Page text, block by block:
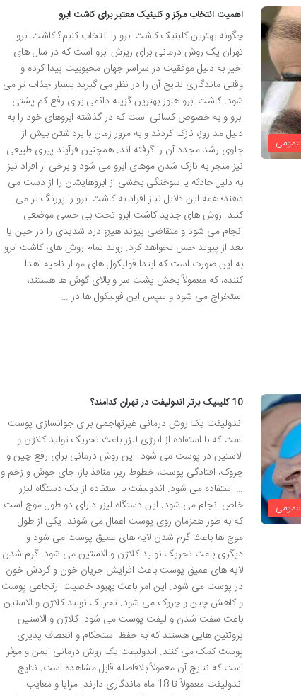
عمومی
اهمیت انتخاب مرکز و کلینیک معتبر برای کاشت ابرو
چگونه بهترین کلینیک کاشت ابرو را انتخاب کنیم؟ کاشت ابرو
تهران یک روش درمانی برای ریزش ابرو است که در سال های
اخیر به دلیل موفقیت در سراسر جهان محبوبیت پیدا کرده و
وقتی ماندگاری نتایج آن را در نظر می گیرید بسیار جذاب تر می
شود. کاشت ابرو هنوز بهترین گزینه دائمی برای رفع کم پشتی
ابرو و به خصوص کسانی است که در گذشته ابروهای خود را به
دلیل مد روز، نازک کردند و به مرور زمان با برداشتن بیش از
جلوی رشد مجدد آن را گرفته اند. همچنین فرآیند پیری طبیعی
نیز منجر به نازک شدن موهای ابرو می شود و برخی از افراد نیز
به دلیل حادثه یا سوختگی بخشی از ابروهایشان را از دست می
دهند؛ همه این دلایل نیاز افراد به کاشت ابرو را پررنگ تر می
کنند. روش های جدید کاشت ابرو تحت بی حسی موضعی
انجام می شود و متقاضی پیوند هیچ درد شدیدی را در حین یا
بعد از پیوند حس نخواهد کرد. روند تمام روش های کاشت ابرو
به این صورت است که ابتدا فولیکول های مو از ناحیه اهدا
کننده، که معمولاً بخش پشت سر و بالای گوش ها هستند،
استخراج می شود و سپس این فولیکول ها در …
عمومی
10 کلینیک برتر اندولیفت در تهران کدامند؟
اندولیفت یک روش درمانی غیرتهاجمی برای جوانسازی پوست
است که با استفاده از انرژی لیزر باعث تحریک تولید کلاژن و
الاستین در پوست می شود. این روش درمانی برای رفع چین و
چروک، افتادگی پوست، خطوط ریز، منافذ باز، جای جوش و زخم و
… استفاده می شود. اندولیفت با استفاده از یک دستگاه لیزر
خاص انجام می شود. این دستگاه لیزر دارای دو طول موج است
که به طور همزمان روی پوست اعمال می شوند. یکی از طول
موج ها باعث گرم شدن لایه های عمیق پوست می شود و
دیگری باعث تحریک تولید کلاژن و الاستین می شود. گرم شدن
لایه های عمیق پوست باعث افزایش جریان خون و گردش خون
در پوست می شود. این امر باعث بهبود خاصیت ارتجاعی پوست
و کاهش چین و چروک می شود. تحریک تولید کلاژن و الاستین
باعث سفت شدن و لیفت پوست می شود. کلاژن و الاستین
پروتئین هایی هستند که به حفظ استحکام و انعطاف پذیری
پوست کمک می کنند. اندولیفت یک روش درمانی ایمن و موثر
است که نتایج آن معمولاً بلافاصله قابل مشاهده است. نتایج
اندولیفت معمولاً تا 18 ماه ماندگاری دارند. مزایا و معایب